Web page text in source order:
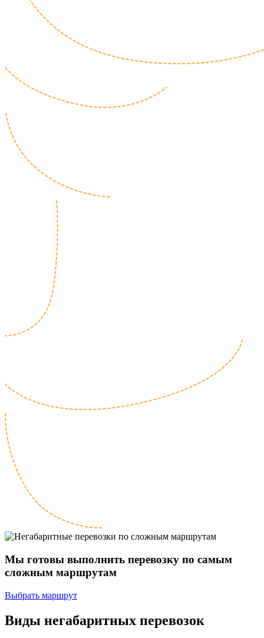
Мы готовы выполнить перевозку по самым
сложным маршрутам
Выбрать маршрут
Виды негабаритных перевозок